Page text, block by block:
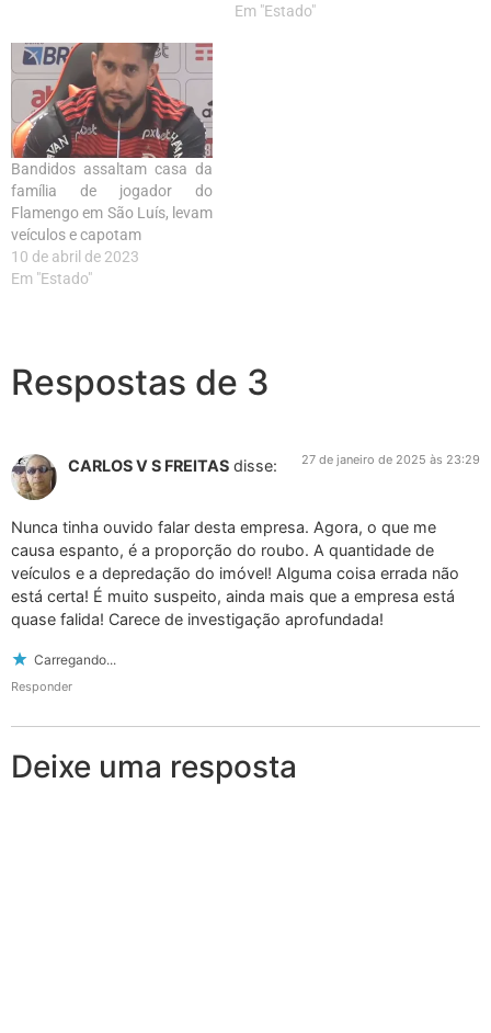
Em "Estado"
Bandidos assaltam casa da
família de jogador do
Flamengo em São Luís, levam
veículos e capotam
10 de abril de 2023
Em "Estado"
Respostas de 3
CARLOS V S FREITAS disse: 27 de janeiro de 2025 às 23:29
Nunca tinha ouvido falar desta empresa. Agora, o que me
causa espanto, é a proporção do roubo. A quantidade de
veículos e a depredação do imóvel! Alguma coisa errada não
está certa! É muito suspeito, ainda mais que a empresa está
quase falida! Carece de investigação aprofundada!
Carregando...
Responder
Deixe uma resposta